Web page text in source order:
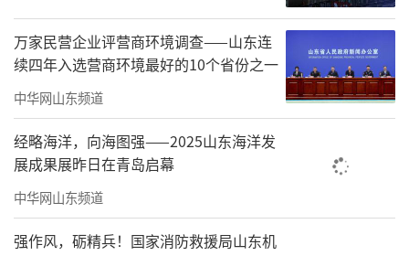
骨架。一个没有骨架的人，站不稳，也走不
好。今天为50年的成绩欣喜之时，一定要充分
肯定50年来历届历代职工为集团发展做出的贡
献。第三就是建造了企业良品。从上个世纪八
十年代设计建造燕子山居住小区获得联合国人
居奖，到现在建成了功能质量服务更好的小
区，都得到了居住者的赞同。这就是房地产行
业发展进程中的优品良品。所以说，绿地泉集
万家民营企业评营商环境调查——山东连
续四年入选营商环境最好的10个省份之一
中华网山东频道
经略海洋，向海图强——2025山东海洋发
展成果展昨日在青岛启幕
中华网山东频道
强作风，砺精兵！国家消防救援局山东机